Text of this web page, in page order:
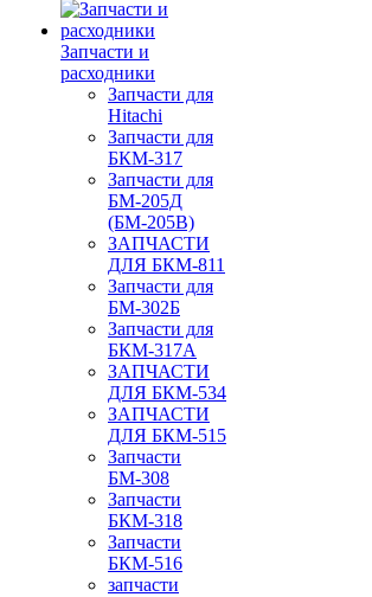
Запчасти и
расходники
Запчасти для
Hitachi
Запчасти для
БКМ-317
Запчасти для
БМ-205Д
(БМ-205В)
ЗАПЧАСТИ
ДЛЯ БКМ-811
Запчасти для
БМ-302Б
Запчасти для
БКМ-317А
ЗАПЧАСТИ
ДЛЯ БКМ-534
ЗАПЧАСТИ
ДЛЯ БКМ-515
Запчасти
БМ-308
Запчасти
БКМ-318
Запчасти
БКМ-516
запчасти